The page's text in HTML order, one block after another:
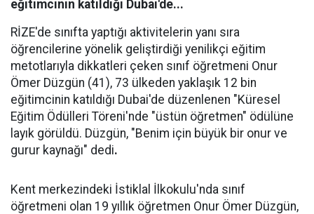
eğitimcinin katıldığı Dubai'de...
RİZE'de sınıfta yaptığı aktivitelerin yanı sıra
öğrencilerine yönelik geliştirdiği yenilikçi eğitim
metotlarıyla dikkatleri çeken sınıf öğretmeni Onur
Ömer Düzgün (41), 73 ülkeden yaklaşık 12 bin
eğitimcinin katıldığı Dubai'de düzenlenen "Küresel
Eğitim Ödülleri Töreni'nde "üstün öğretmen" ödülüne
layık görüldü. Düzgün, "Benim için büyük bir onur ve
gurur kaynağı" dedi.
Kent merkezindeki İstiklal İlkokulu'nda sınıf
öğretmeni olan 19 yıllık öğretmen Onur Ömer Düzgün,